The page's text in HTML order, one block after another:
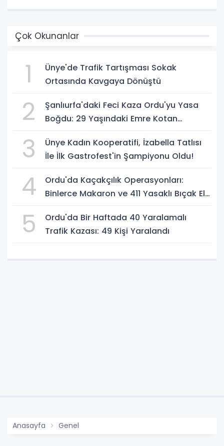
Çok Okunanlar
1
Ünye'de Trafik Tartışması Sokak
Ortasında Kavgaya Dönüştü
2
Şanlıurfa'daki Feci Kaza Ordu'yu Yasa
Boğdu: 29 Yaşındaki Emre Kotan
3
Ünye Kadın Kooperatifi, İzabella Tatlısı
İle İlk Gastrofest'in Şampiyonu Oldu!
4
Ordu'da Kaçakçılık Operasyonları:
Binlerce Makaron ve 411 Yasaklı Bıçak Ele
5
Ordu'da Bir Haftada 40 Yaralamalı
Trafik Kazası: 49 Kişi Yaralandı
Anasayfa Genel